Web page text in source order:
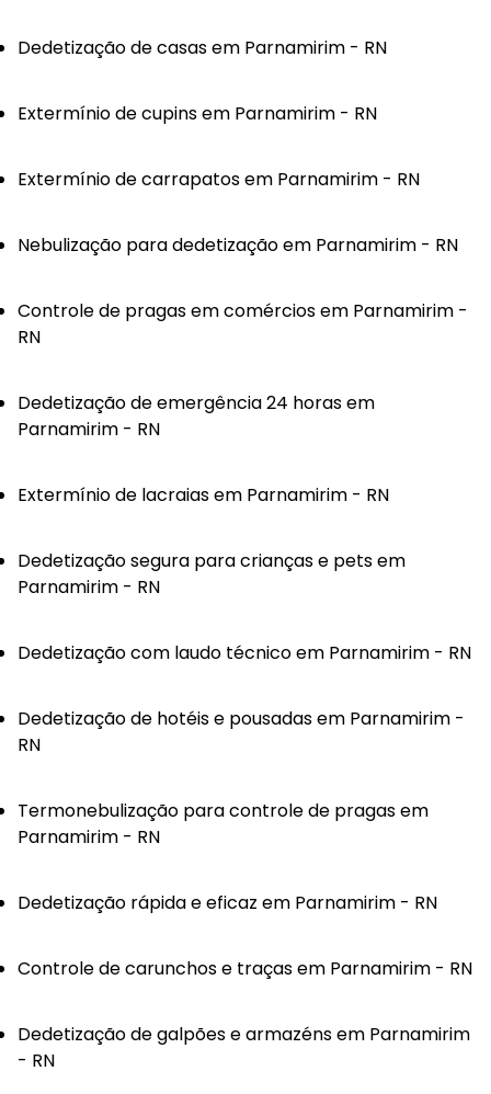
Dedetização de casas em Parnamirim - RN
Extermínio de cupins em Parnamirim - RN
Extermínio de carrapatos em Parnamirim - RN
Nebulização para dedetização em Parnamirim - RN
Controle de pragas em comércios em Parnamirim -
RN
Dedetização de emergência 24 horas em
Parnamirim - RN
Extermínio de lacraias em Parnamirim - RN
Dedetização segura para crianças e pets em
Parnamirim - RN
Dedetização com laudo técnico em Parnamirim - RN
Dedetização de hotéis e pousadas em Parnamirim -
RN
Termonebulização para controle de pragas em
Parnamirim - RN
Dedetização rápida e eficaz em Parnamirim - RN
Controle de carunchos e traças em Parnamirim - RN
Dedetização de galpões e armazéns em Parnamirim
- RN